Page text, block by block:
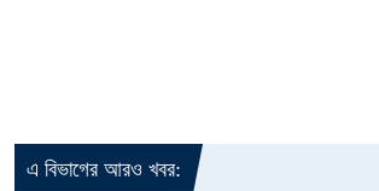
এ বিভাগের আরও খবর: